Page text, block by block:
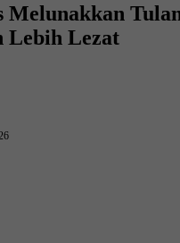
Melunakkan
Lebih Lezat